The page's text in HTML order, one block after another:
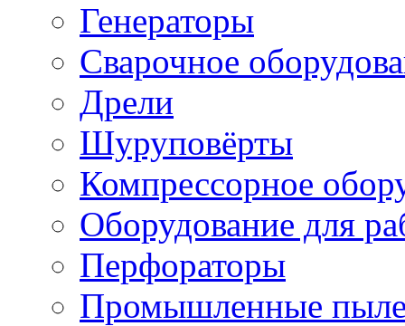
Генераторы
Сварочное
Дрели
Шуруповёрты
Компрессорное
Оборудование для
Перфораторы
Промышленные